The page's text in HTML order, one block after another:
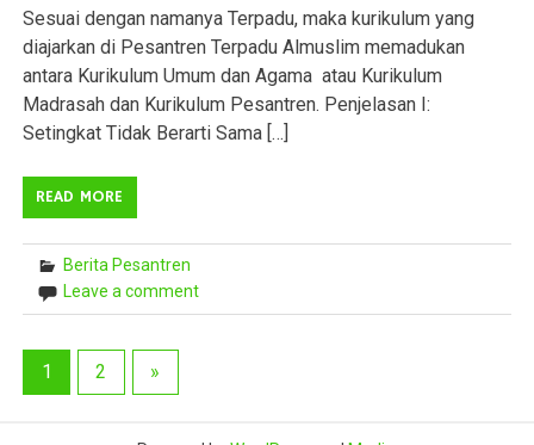
Sesuai dengan namanya Terpadu, maka kurikulum yang
diajarkan di Pesantren Terpadu Almuslim memadukan
antara Kurikulum Umum dan Agama atau Kurikulum
Madrasah dan Kurikulum Pesantren. Penjelasan I:
Setingkat Tidak Berarti Sama […]
READ MORE
Berita Pesantren
Leave a comment
1 2 »